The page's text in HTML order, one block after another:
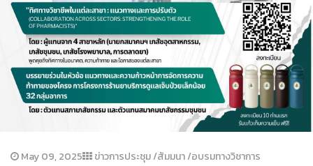
May 09, 2025 ข่าวการประชุม /สัมมนา /อบรมทางวิชาการ